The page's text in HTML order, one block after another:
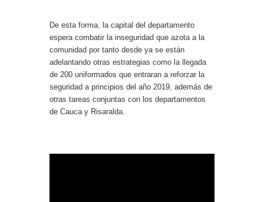
De esta forma, la capital del departamento
espera combatir la inseguridad que azota a la
comunidad por tanto desde ya se están
adelantando otras estrategias como la llegada
de 200 uniformados que entraran a reforzar la
seguridad a principios del año 2019, además de
otras tareas conjuntas con los departamentos
de Cauca y Risaralda.